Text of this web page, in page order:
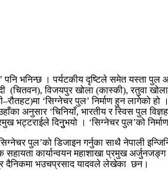
भनिन्छ । पर्यटकीय दृष्टिले समेत यस्ता पुल
विजयपुर खोला (कास्की), रतुवा
‘सिग्नेचर पुल’ निर्माण हुन लागेको हो ।
अनुसार ‘चिनियाँ, भारतीय र स्विस पुल
भट्टराईले दिनुुभयो । ‘सिग्नेचर पुल’को
पुल’को डिजाइन गर्नुका साथै नेपाली
कार्यान्वयन महाशाखा प्रमुख
दैनिकमा भउचप्रसाद यादवले लेखेका छन।